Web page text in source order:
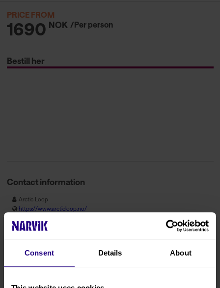
Consent Details About
PRICE FROM
1690 NOK /Per person
Bestill her
Contact information
Arctic Loop
https://www.arcticloop.no/
Tidspunkter
03 November